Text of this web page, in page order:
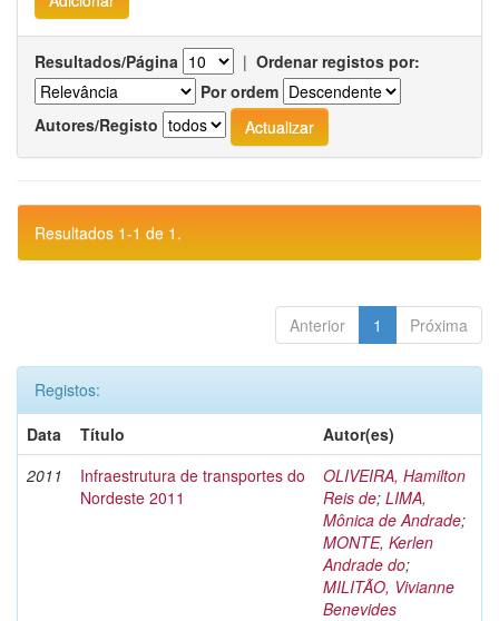
Resultados/Página | Ordenar registos por:
Por ordem
Autores/Registo
Resultados 1-1 de 1.
Anterior 1 Próxima
Registos:
Data
Título
Autor(es)
2011
Infraestrutura de transportes do
Nordeste 2011
OLIVEIRA, Hamilton
Reis de; LIMA,
Mônica de Andrade;
MONTE, Kerlen
Andrade do;
MILITÃO, Vivianne
Benevides